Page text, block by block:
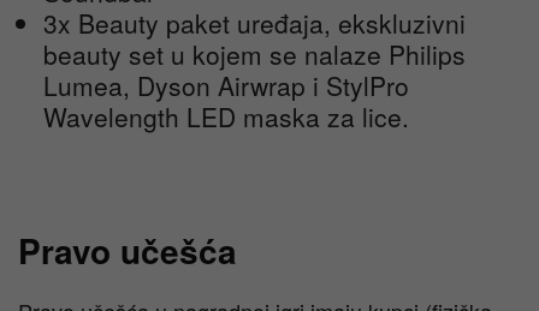
3x Beauty paket uređaja, ekskluzivni
beauty set u kojem se nalaze Philips
Lumea, Dyson Airwrap i StylPro
Wavelength LED maska za lice.
Pravo učešća